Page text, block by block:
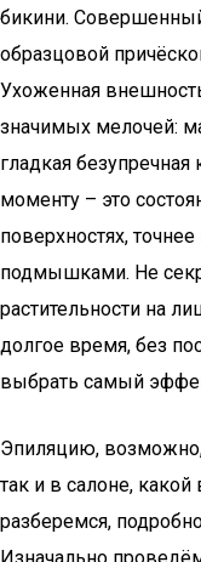
бикини. Совершенный
образцовой
Ухоженная
значимых мелочей:
гладкая
моменту – это
поверхностях,
подмышками. Не
растительности на
долгое время, без
выбрать самый
Эпиляцию,
так и в салоне,
разберемся,